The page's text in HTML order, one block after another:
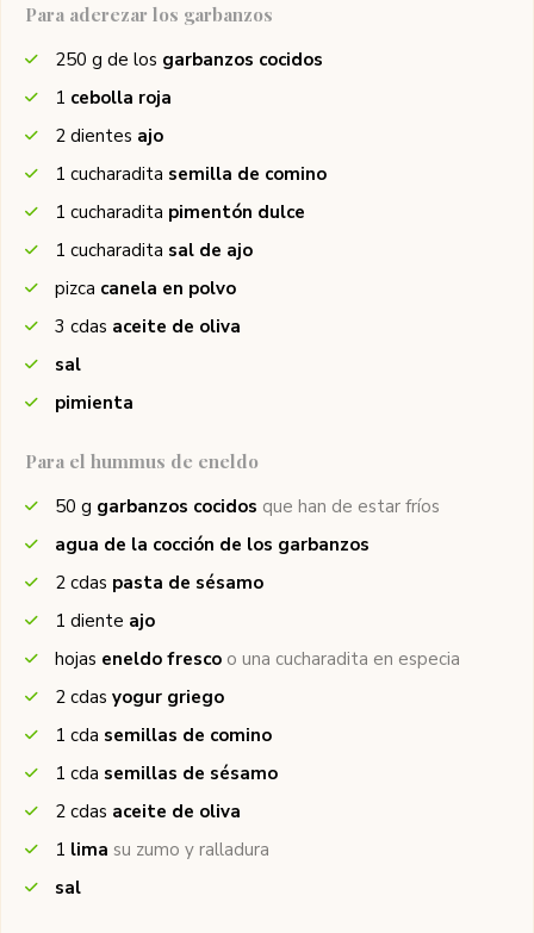
Para aderezar los garbanzos
250 g de los garbanzos cocidos
1 cebolla roja
2 dientes ajo
1 cucharadita semilla de comino
1 cucharadita pimentón dulce
1 cucharadita sal de ajo
pizca canela en polvo
3 cdas aceite de oliva
sal
pimienta
Para el hummus de eneldo
50 g garbanzos cocidos que han de estar fríos
agua de la cocción de los garbanzos
2 cdas pasta de sésamo
1 diente ajo
hojas eneldo fresco o una cucharadita en especia
2 cdas yogur griego
1 cda semillas de comino
1 cda semillas de sésamo
2 cdas aceite de oliva
1 lima su zumo y ralladura
sal